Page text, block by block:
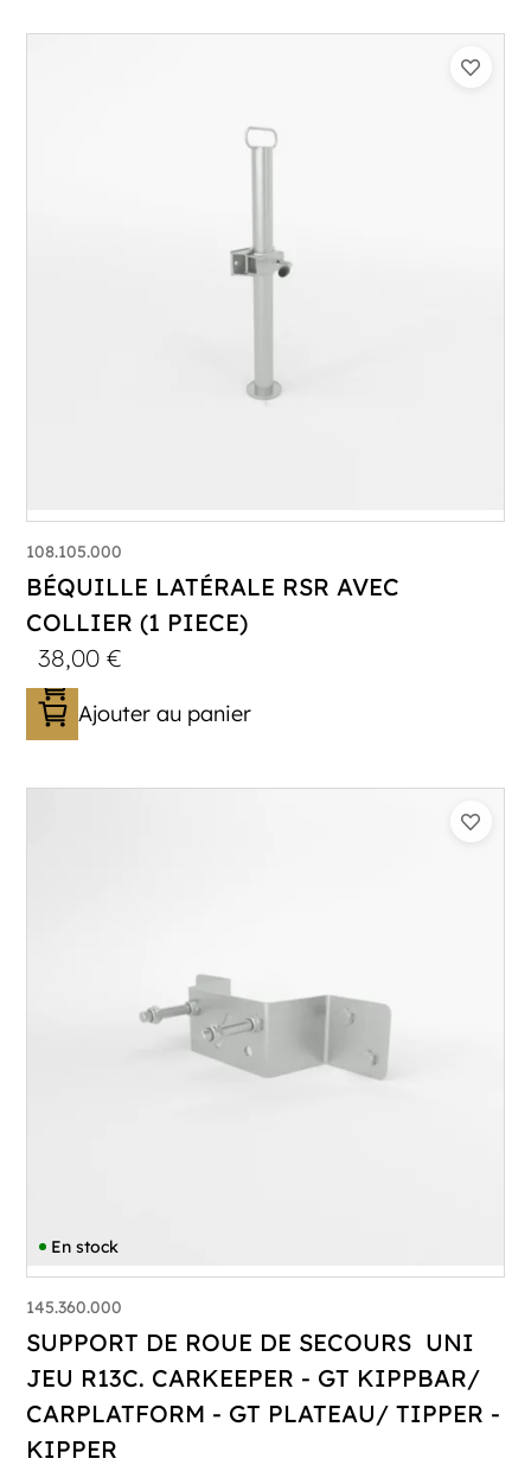
108.105.000
BÉQUILLE LATÉRALE RSR AVEC
COLLIER (1 PIECE)
38,00€
Ajouter au panier
En stock
145.360.000
SUPPORT DE ROUE DE SECOURS UNI
JEU R13C. CARKEEPER - GT KIPPBAR/
CARPLATFORM - GT PLATEAU/ TIPPER -
KIPPER